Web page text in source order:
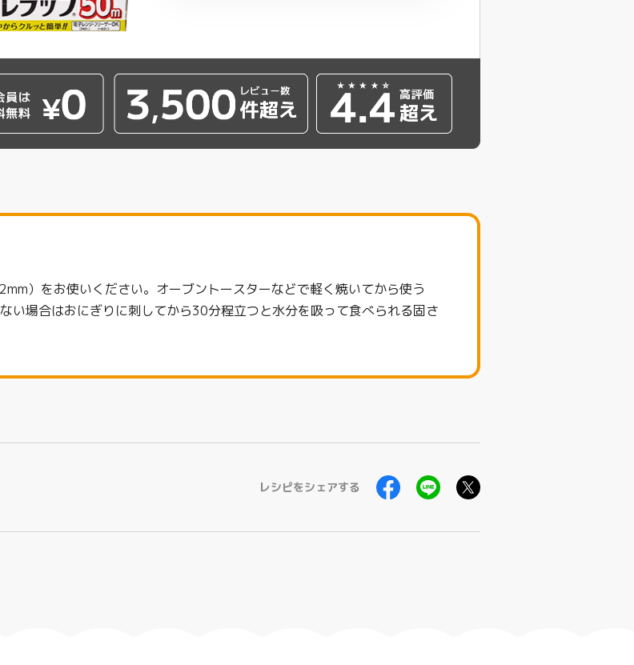
）をお使いください。オーブントースターなどで軽く焼いてから使う
い場合はおにぎりに刺してから30分程立つと水分を吸って食べられる固さ
レシピをシェアする